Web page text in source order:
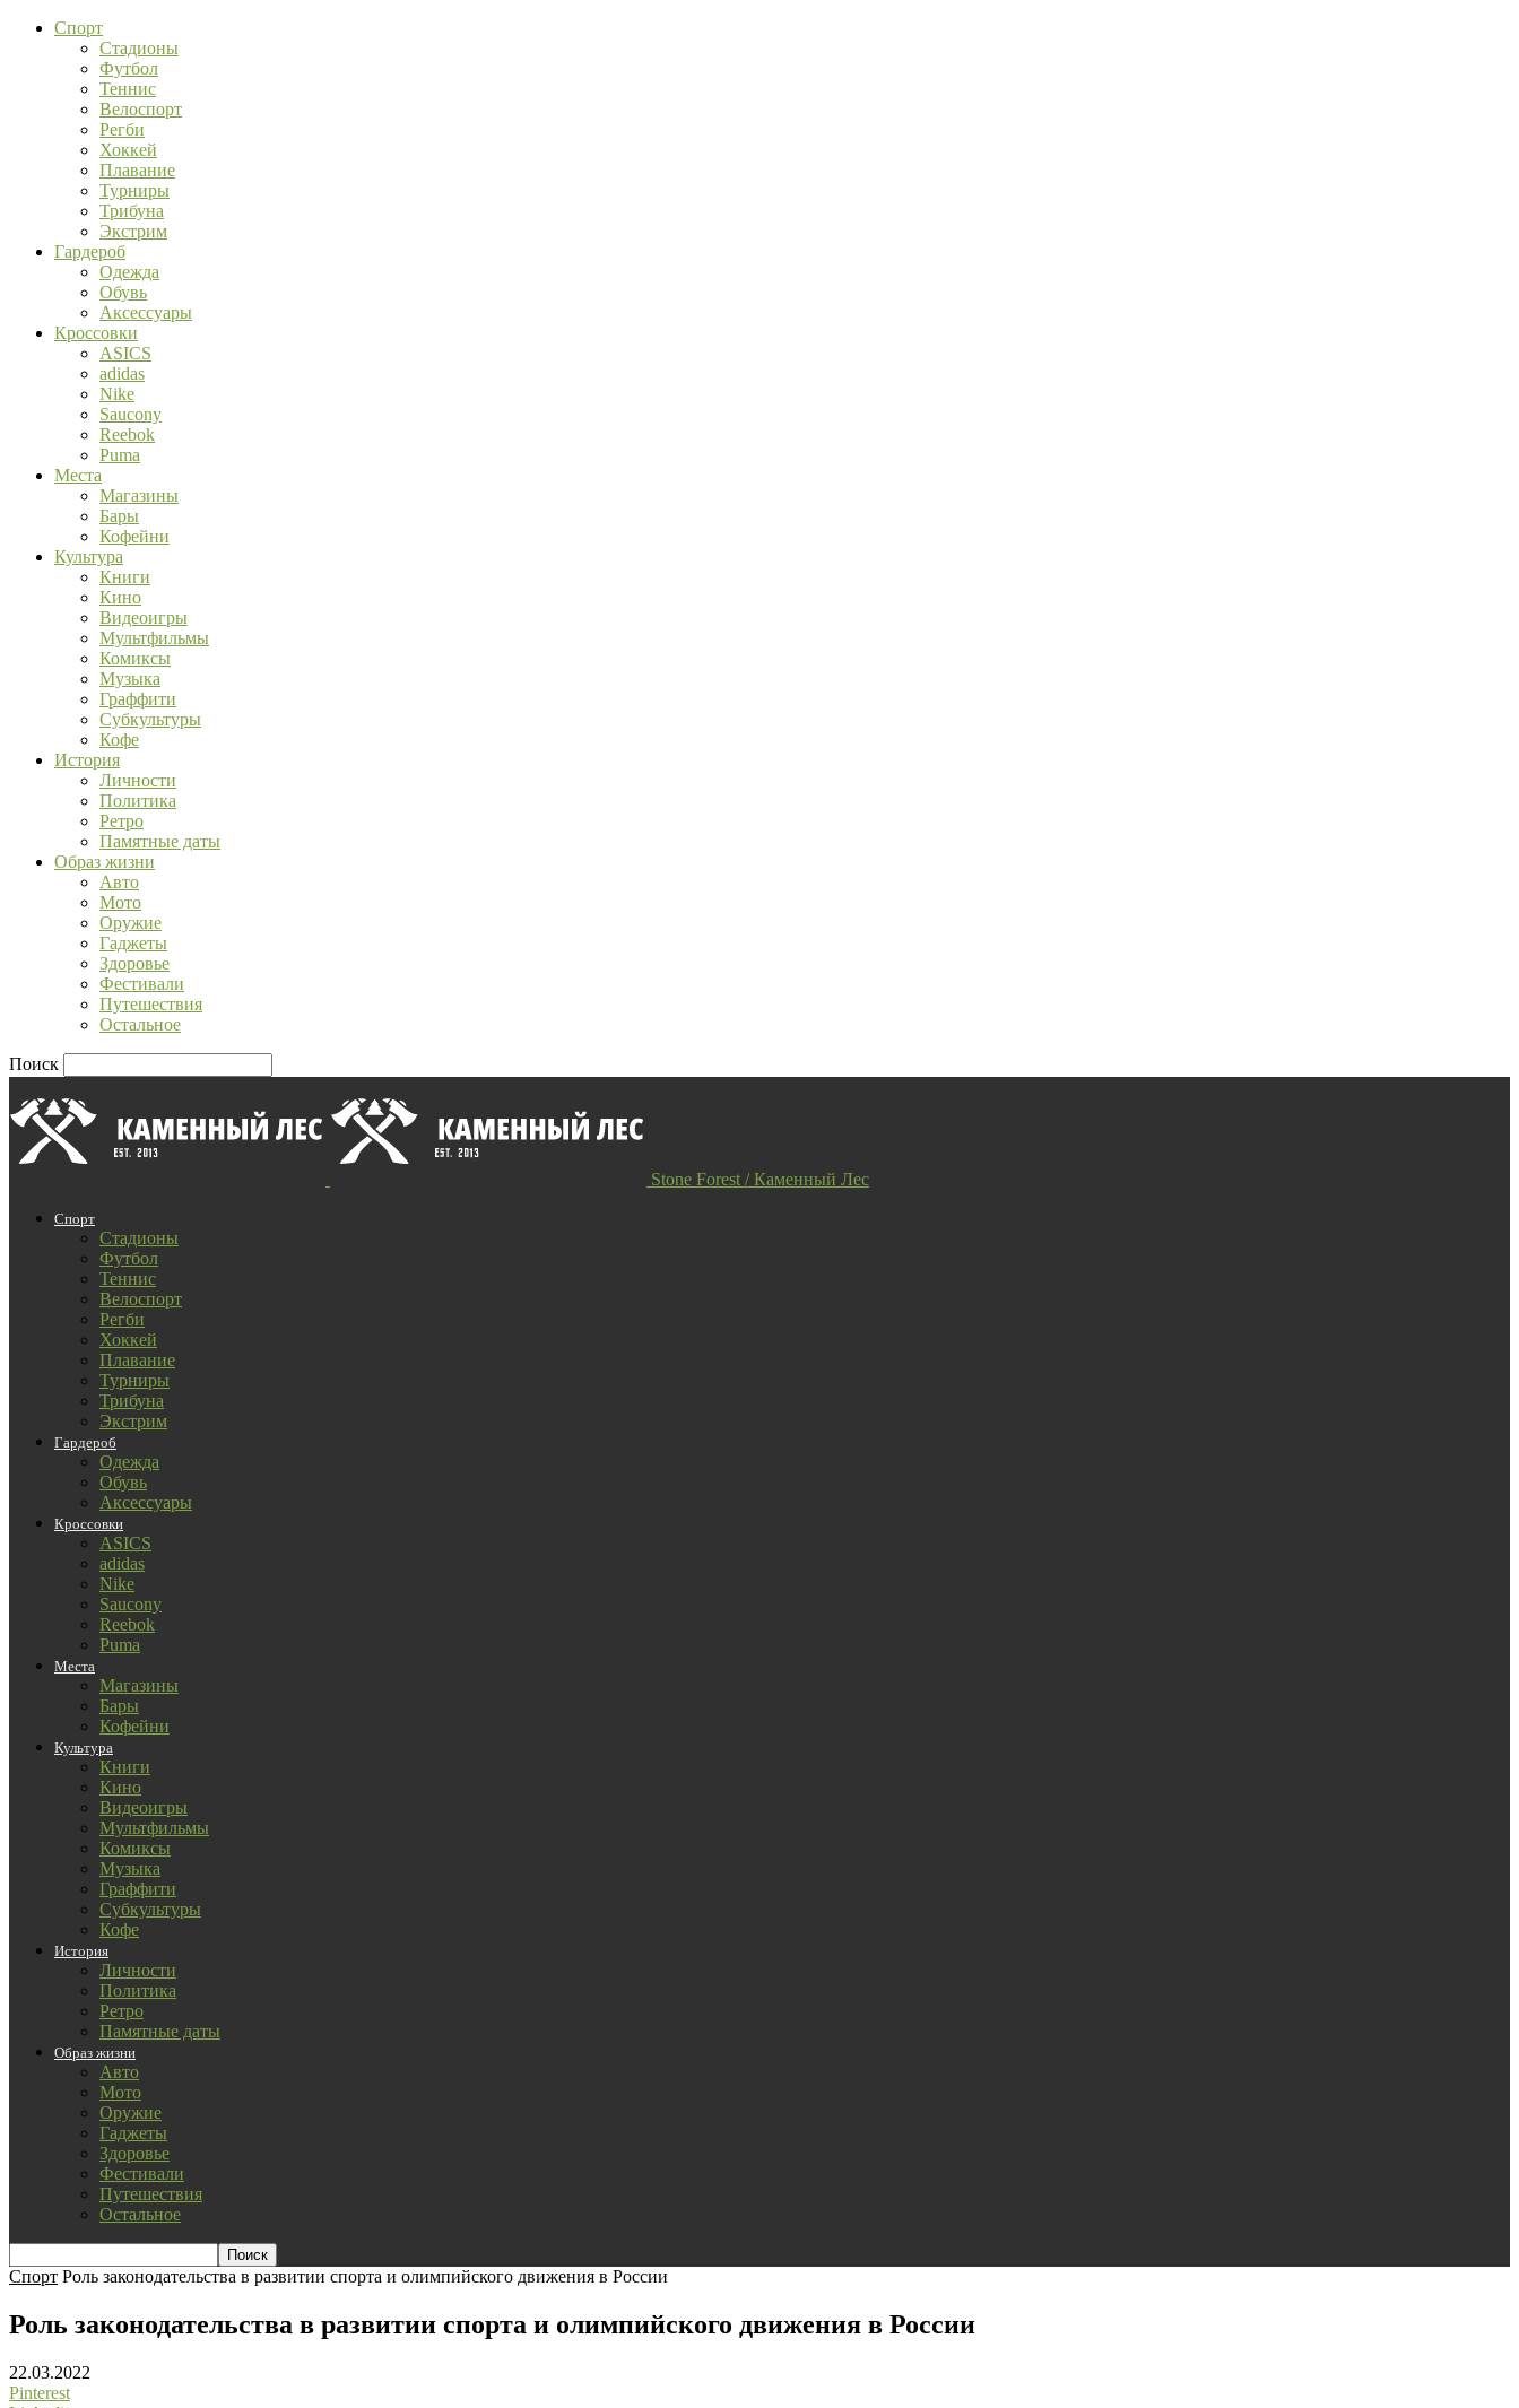
Спорт
Стадионы
Футбол
Теннис
Велоспорт
Регби
Хоккей
Плавание
Турниры
Трибуна
Экстрим
Гардероб
Одежда
Обувь
Аксессуары
Кроссовки
ASICS
adidas
Nike
Saucony
Reebok
Puma
Места
Магазины
Бары
Кофейни
Культура
Книги
Кино
Видеоигры
Мультфильмы
Комиксы
Музыка
Граффити
Субкультуры
Кофе
История
Личности
Политика
Ретро
Памятные даты
Образ жизни
Авто
Мото
Оружие
Гаджеты
Здоровье
Фестивали
Путешествия
Остальное
Поиск
Stone Forest / Каменный Лес
Спорт
Стадионы
Футбол
Теннис
Велоспорт
Регби
Хоккей
Плавание
Турниры
Трибуна
Экстрим
Гардероб
Одежда
Обувь
Аксессуары
Кроссовки
ASICS
adidas
Nike
Saucony
Reebok
Puma
Места
Магазины
Бары
Кофейни
Культура
Книги
Кино
Видеоигры
Мультфильмы
Комиксы
Музыка
Граффити
Субкультуры
Кофе
История
Личности
Политика
Ретро
Памятные даты
Образ жизни
Авто
Мото
Оружие
Гаджеты
Здоровье
Фестивали
Путешествия
Остальное
Спорт Роль законодательства в развитии спорта и олимпийского движения в России
Роль законодательства в развитии спорта и олимпийского движения в России
22.03.2022
Pinterest